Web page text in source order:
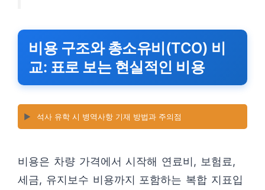
비용 구조와 총소유비(TCO) 비
교: 표로 보는 현실적인 비용
▶️ 석사 유학 시 병역사항 기재 방법과 주의점
비용은 차량 가격에서 시작해 연료비, 보험료,
세금, 유지보수 비용까지 포함하는 복합 지표입